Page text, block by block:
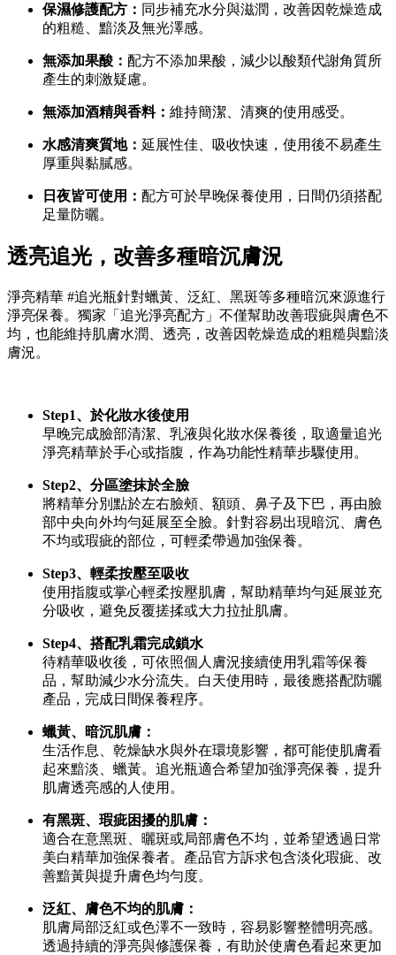
保濕修護配方： 同步補充水分與滋潤，改善因乾燥造成
的粗糙、黯淡及無光澤感。
無添加果酸： 配方不添加果酸，減少以酸類代謝角質所
產生的刺激疑慮。
無添加酒精與香料： 維持簡潔、清爽的使用感受。
水感清爽質地： 延展性佳、吸收快速，使用後不易產生
厚重與黏膩感。
日夜皆可使用： 配方可於早晚保養使用，日間仍須搭配
足量防曬。
透亮追光，改善多種暗沉膚況
淨亮精華 #追光瓶針對蠟黃、泛紅、黑斑等多種暗沉來源進行
淨亮保養。獨家「追光淨亮配方」不僅幫助改善瑕疵與膚色不
均，也能維持肌膚水潤、透亮，改善因乾燥造成的粗糙與黯淡
膚況。
Step1、於化妝水後使用
早晚完成臉部清潔、乳液與化妝水保養後，取適量追光
淨亮精華於手心或指腹，作為功能性精華步驟使用。
Step2、分區塗抹於全臉
將精華分別點於左右臉頰、額頭、鼻子及下巴，再由臉
部中央向外均勻延展至全臉。針對容易出現暗沉、膚色
不均或瑕疵的部位，可輕柔帶過加強保養。
Step3、輕柔按壓至吸收
使用指腹或掌心輕柔按壓肌膚，幫助精華均勻延展並充
分吸收，避免反覆搓揉或大力拉扯肌膚。
Step4、搭配乳霜完成鎖水
待精華吸收後，可依照個人膚況接續使用乳霜等保養
品，幫助減少水分流失。白天使用時，最後應搭配防曬
產品，完成日間保養程序。
蠟黃、暗沉肌膚：
生活作息、乾燥缺水與外在環境影響，都可能使肌膚看
起來黯淡、蠟黃。追光瓶適合希望加強淨亮保養，提升
肌膚透亮感的人使用。
有黑斑、瑕疵困擾的肌膚：
適合在意黑斑、曬斑或局部膚色不均，並希望透過日常
美白精華加強保養者。產品官方訴求包含淡化瑕疵、改
善黯黃與提升膚色均勻度。
泛紅、膚色不均的肌膚：
肌膚局部泛紅或色澤不一致時，容易影響整體明亮感。
透過持續的淨亮與修護保養，有助於使膚色看起來更加